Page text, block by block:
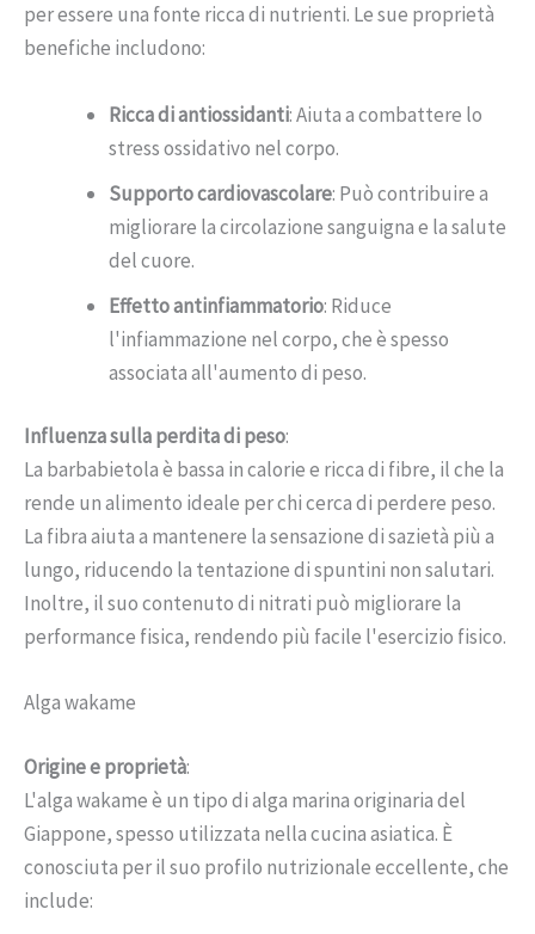
per essere una fonte ricca di nutrienti. Le sue proprietà
benefiche includono:
Ricca di antiossidanti: Aiuta a combattere lo
stress ossidativo nel corpo.
Supporto cardiovascolare: Può contribuire a
migliorare la circolazione sanguigna e la salute
del cuore.
Effetto antinfiammatorio: Riduce
l'infiammazione nel corpo, che è spesso
associata all'aumento di peso.
Influenza sulla perdita di peso:
La barbabietola è bassa in calorie e ricca di fibre, il che la
rende un alimento ideale per chi cerca di perdere peso.
La fibra aiuta a mantenere la sensazione di sazietà più a
lungo, riducendo la tentazione di spuntini non salutari.
Inoltre, il suo contenuto di nitrati può migliorare la
performance fisica, rendendo più facile l'esercizio fisico.
Alga wakame
Origine e proprietà:
L'alga wakame è un tipo di alga marina originaria del
Giappone, spesso utilizzata nella cucina asiatica. È
conosciuta per il suo profilo nutrizionale eccellente, che
include: